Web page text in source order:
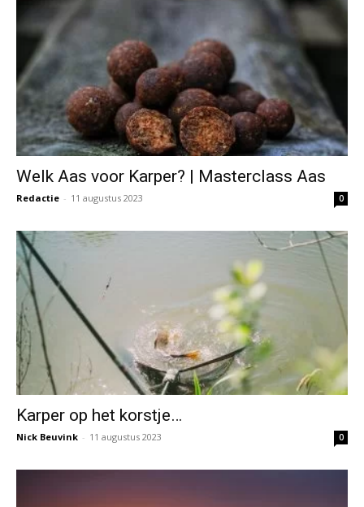
Welk Aas voor Karper? | Masterclass Aas
Redactie - 11 augustus 2023 0
Karper op het korstje…
Nick Beuvink - 11 augustus 2023 0